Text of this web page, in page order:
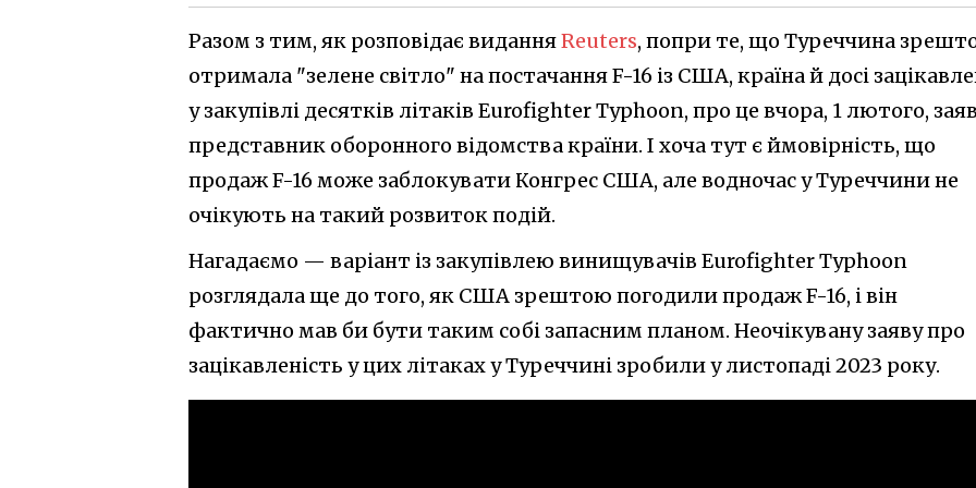
Разом з тим, як розповідає виданняReuters, попри те, що Туреччина
отримала "зелене світло" на постачання F-16 із США, країна й досі
у закупівлі десятків літаків Eurofighter Typhoon, про це вчора, 1 лютого,
представник оборонного відомства країни. І хоча тут є ймовірність, що
продаж F-16 може заблокувати Конгрес США, але водночас у Туреччини не
очікують на такий розвиток подій.
Нагадаємо — варіант із закупівлею винищувачів Eurofighter Typhoon
розглядала ще до того, як США зрештою погодили продаж F-16, і він
фактично мав би бути таким собі запасним планом. Неочікувану заяву про
зацікавленість у цих літаках у Туреччині зробили у листопаді 2023 року.